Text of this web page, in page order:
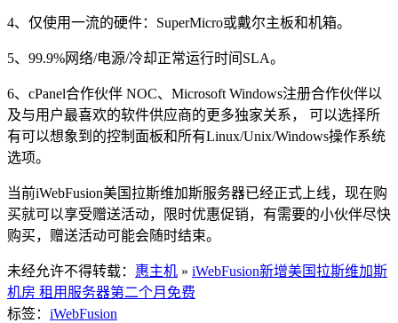
4、仅使用一流的硬件：SuperMicro或戴尔主板和机箱。
5、99.9%网络/电源/冷却正常运行时间SLA。
6、cPanel合作伙伴 NOC、Microsoft Windows注册合作伙伴以
及与用户最喜欢的软件供应商的更多独家关系， 可以选择所
有可以想象到的控制面板和所有Linux/Unix/Windows操作系统
选项。
当前iWebFusion美国拉斯维加斯服务器已经正式上线，现在购
买就可以享受赠送活动，限时优惠促销，有需要的小伙伴尽快
购买，赠送活动可能会随时结束。
未经允许不得转载： 惠主机 » iWebFusion新增美国拉斯维加斯
机房 租用服务器第二个月免费
标签： iWebFusion